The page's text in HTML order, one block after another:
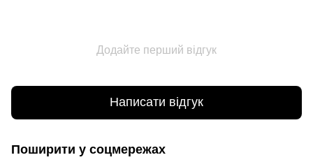
Додайте перший відгук
Написати відгук
Поширити у соцмережах